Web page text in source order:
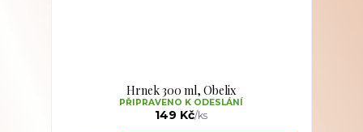
Hrnek 300 ml, Obelix
149 Kč/ks
PŘIPRAVENO K ODESLÁNÍ